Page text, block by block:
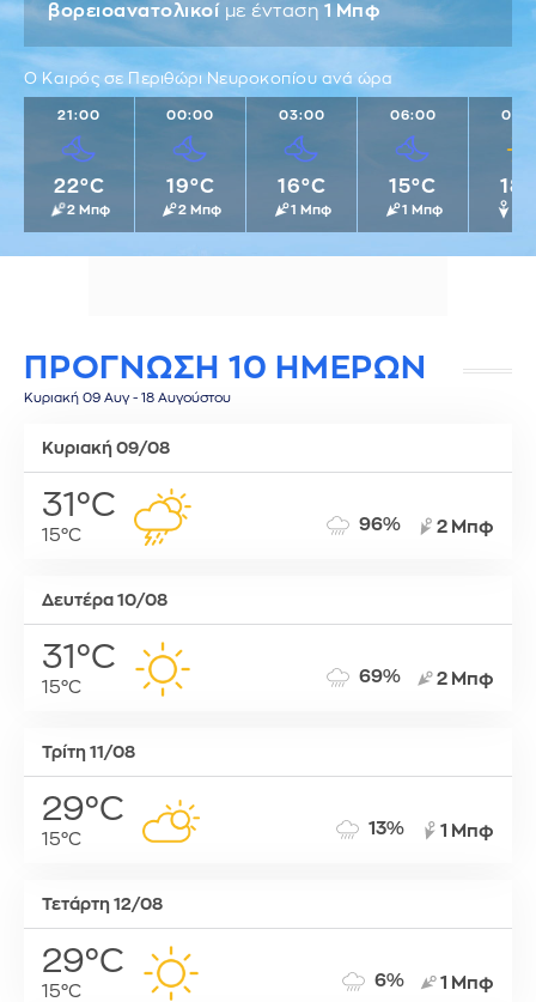
βορειοανατολικοί με ένταση 1 Μπφ
Ο Καιρός σε Περιθώρι Νευροκοπίου ανά ώρα
21:00
22°C
2 Μπφ
00:00
19°C
2 Μπφ
03:00
16°C
1 Μπφ
06:00
15°C
1 Μπφ
ΠΡΟΓΝΩΣΗ 10 ΗΜΕΡΩΝ
Κυριακή 09 Αυγ - 18 Αυγούστου
Κυριακή 09/08
31°C
15°C
96% 2 Μπφ
Δευτέρα 10/08
31°C
15°C
69% 2 Μπφ
Τρίτη 11/08
29°C
15°C
13% 1 Μπφ
Τετάρτη 12/08
29°C
15°C
6% 1 Μπφ